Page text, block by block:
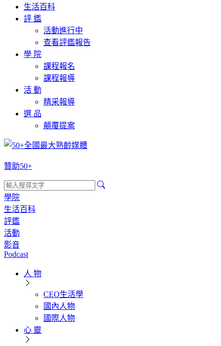
生活百科
評 鑑
活動進行中
查看評鑑報告
學 院
課程報名
課程報導
活 動
精采報導
選 品
顛覆提案
贊助50+
學院
生活百科
評鑑
活動
影音
Podcast
人 物
CEO生活學
國內人物
國際人物
心 靈